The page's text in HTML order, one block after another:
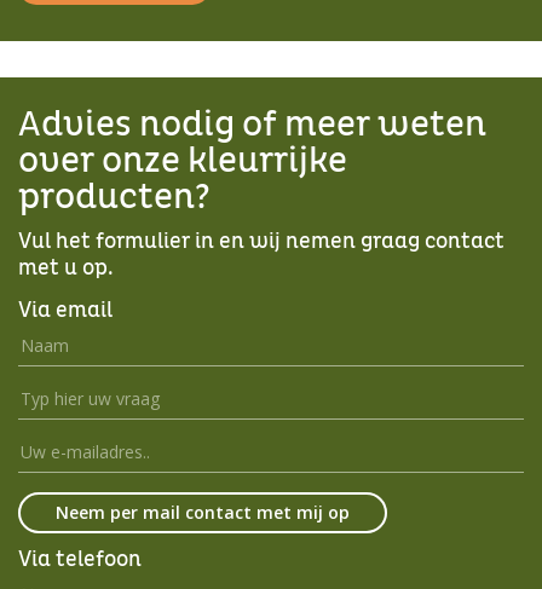
Advies nodig of meer weten
over onze kleurrijke
producten?
Vul het formulier in en wij nemen graag contact
met u op.
Via email
Via telefoon